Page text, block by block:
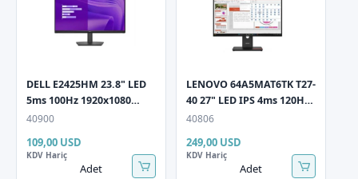
DELL E2425HM 23.8" LED
5ms 100Hz 1920x1080
FullHD VGA HDMI DP
40900
109,00 USD
KDV Hariç
Adet
LENOVO 64A5MAT6TK T27-
40 27" LED IPS 4ms 120Hz
1920x1080 WLED HDMI DP
40806
249,00 USD
KDV Hariç
Adet